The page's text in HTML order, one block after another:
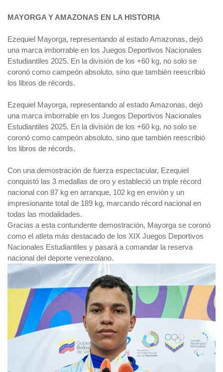
MAYORGA Y AMAZONAS EN LA HISTORIA
Ezequiel Mayorga, representando al estado Amazonas, dejó
una marca imborrable en los Juegos Deportivos Nacionales
Estudiantiles 2025. En la división de los +60 kg, no solo se
coronó como campeón absoluto, sino que también reescribió
los libros de récords.
Ezequiel Mayorga, representando al estado Amazonas, dejó
una marca imborrable en los Juegos Deportivos Nacionales
Estudiantiles 2025. En la división de los +60 kg, no solo se
coronó como campeón absoluto, sino que también reescribió
los libros de récords.
Con una demostración de fuerza espectacular, Ezequiel
conquistó las 3 medallas de oro y estableció un triple récord
nacional con 87 kg en arranque, 102 kg en envión y un
impresionante total de 189 kg, marcando récord nacional en
todas las modalidades.
Gracias a esta contundente demostración, Mayorga se coronó
como el atleta más destacado de los XIX Juegos Deportivos
Nacionales Estudiantiles y pasará a comandar la reserva
nacional del deporte venezolano.